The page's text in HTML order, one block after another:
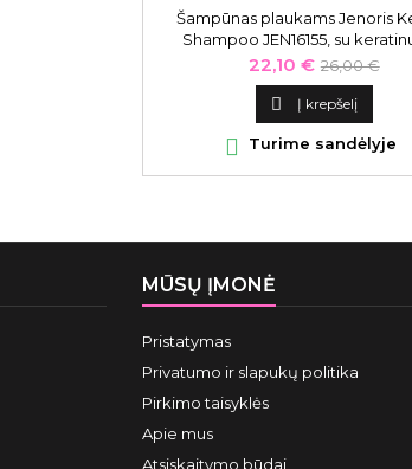
Šampūnas plaukams Jenoris
Shampoo JEN16155, su
druskų, 500 ml
Kaina
22,10 € Bazinė
kaina
26,00 €
 Į krepšelį
 Turime sandėlyje
MŪSŲ ĮMONĖ
Pristatymas
Privatumo ir slapukų politika
Pirkimo taisyklės
Apie mus
Atsiskaitymo būdai